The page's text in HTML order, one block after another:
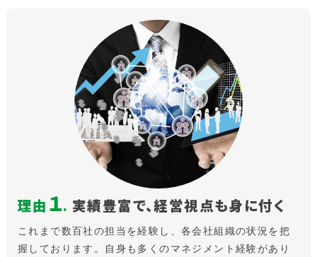
理由 １. 実績豊富で、経営視点も身に付く
これまで数百社の担当を経験し、各会社組織の状況を把
握しております。自身も多くのマネジメント経験があり